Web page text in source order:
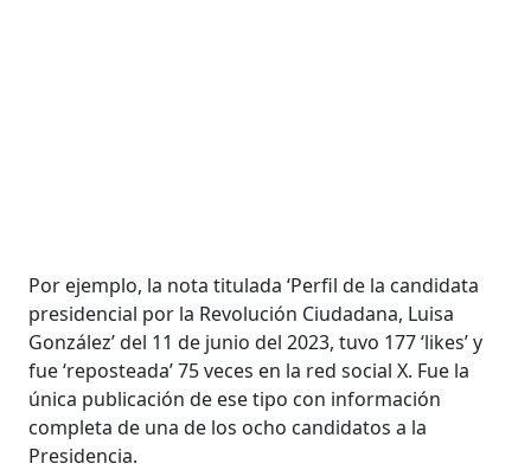
Por ejemplo, la nota titulada ‘Perfil de la candidata
presidencial por la Revolución Ciudadana, Luisa
González’ del 11 de junio del 2023, tuvo 177 ‘likes’ y
fue ‘reposteada’ 75 veces en la red social X. Fue la
única publicación de ese tipo con información
completa de una de los ocho candidatos a la
Presidencia.